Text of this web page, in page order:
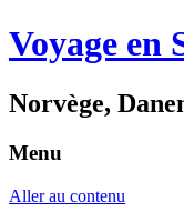
Voyage en
Norvège,
Menu
Aller au contenu